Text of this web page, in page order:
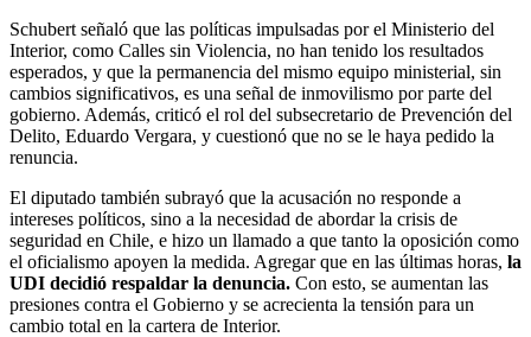
Schubert señaló que las políticas impulsadas por el Ministerio del
Interior, como Calles sin Violencia, no han tenido los resultados
esperados, y que la permanencia del mismo equipo ministerial, sin
cambios significativos, es una señal de inmovilismo por parte del
gobierno. Además, criticó el rol del subsecretario de Prevención del
Delito, Eduardo Vergara, y cuestionó que no se le haya pedido la
renuncia.
El diputado también subrayó que la acusación no responde a
intereses políticos, sino a la necesidad de abordar la crisis de
seguridad en Chile, e hizo un llamado a que tanto la oposición como
el oficialismo apoyen la medida. Agregar que en las últimas horas, la
UDI decidió respaldar la denuncia. Con esto, se aumentan las
presiones contra el Gobierno y se acrecienta la tensión para un
cambio total en la cartera de Interior.